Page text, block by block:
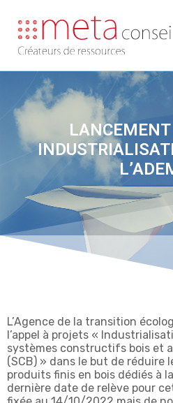
LANCEMENT
L’Agence de la transition
l’appel à projets «
systèmes constructifs bois et
(SCB) » dans le but de réduire
produits finis en bois dédiés à
dernière date de relève pour